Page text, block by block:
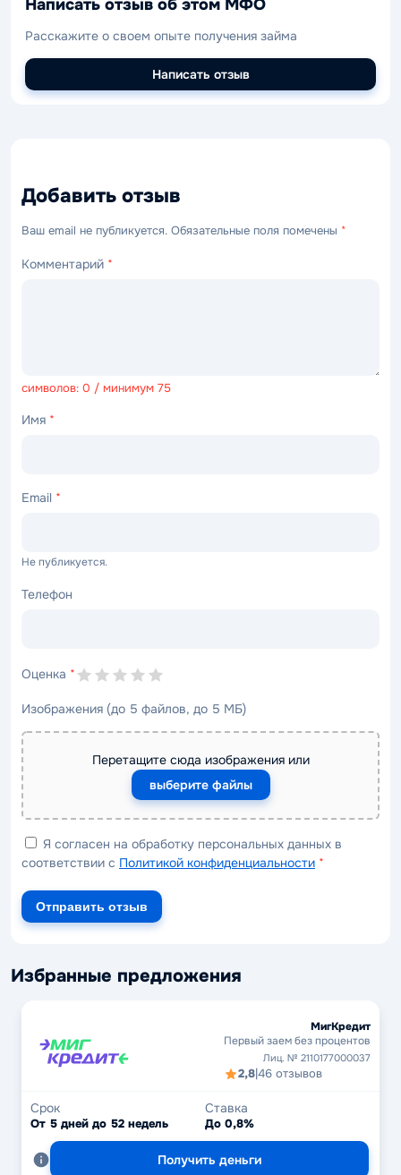
Написать отзыв об этом МФО
Расскажите о своем опыте получения займа
Написать отзыв
Добавить отзыв
Ваш email не публикуется. Обязательные поля помечены *
Комментарий *
символов: 0 / минимум 75
Имя *
Email *
Не публикуется.
Телефон
Оценка *
Изображения (до 5 файлов, до 5 МБ)
Перетащите сюда изображения или
выберите файлы
Я согласен на обработку персональных данных в
соответствии с Политикой конфиденциальности *
Отправить отзыв
Избранные предложения
МигКредит
Первый заем без процентов
Лиц. № 2110177000037
2,8|46 отзывов
Срок
От 5 дней до 52 недель
Ставка
До 0,8%
Получить деньги